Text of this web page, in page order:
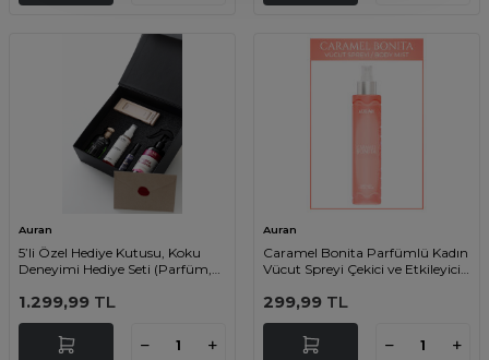
Auran
5’li Özel Hediye Kutusu, Koku
Deneyimi Hediye Seti (Parfüm,
Parfümü)
1.299,99 TL
Auran
Caramel Bonita Parfümlü Kadın
Vücut Spreyi Çekici ve Etkileyici
150ml
299,99 TL